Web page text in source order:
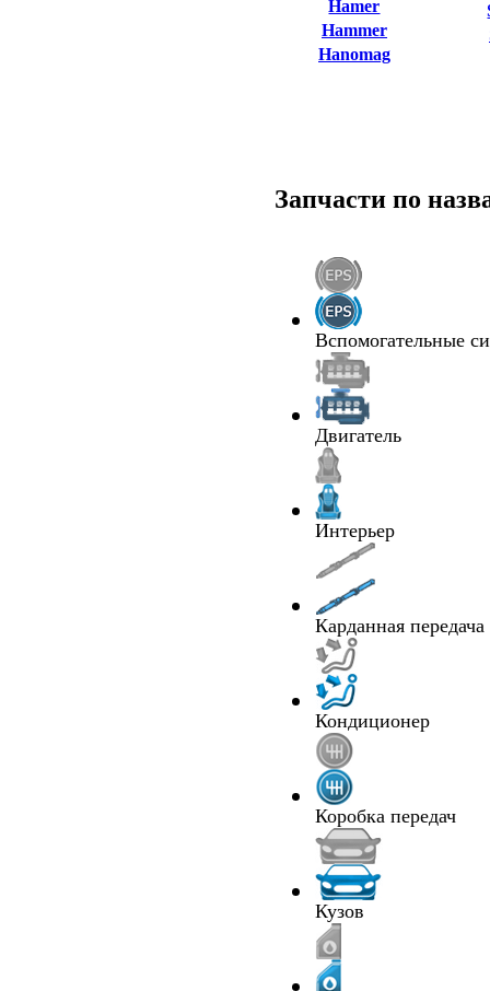
Hamer
Hammer
Hanomag
Запчасти по
Вспомогательные
Двигатель
Интерьер
Карданная передача
Кондиционер
Коробка передач
Кузов